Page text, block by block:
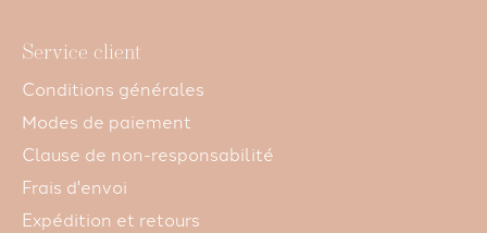
Service client
Conditions générales
Modes de paiement
Clause de non-responsabilité
Frais d'envoi
Expédition et retours